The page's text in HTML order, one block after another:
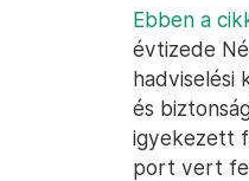
Ebben a
évtizede
hadviselési
és
igyekezett
port vert fel